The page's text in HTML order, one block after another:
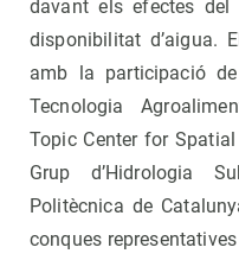
davant els efectes
disponibilitat d’aigua.
amb la participació de
Tecnologia
Topic Center for
Grup d’Hidrologia
Politècnica de
conques